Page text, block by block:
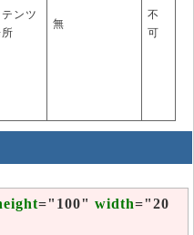
ンツ
無
不
可
="100" width="20